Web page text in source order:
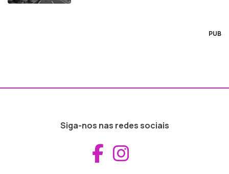
PUB
Siga-nos nas redes sociais
Aceder ao